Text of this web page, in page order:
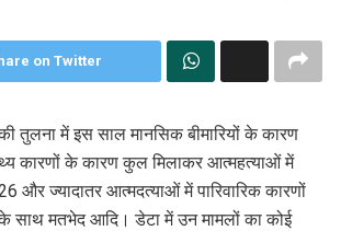
on Twitter
तुलना में इस साल मानसिक बीमारियों के कारण
कारणों के कारण कुल मिलाकर आत्महत्याओं में
ज्यादातर आत्मदत्याओं में पारिवारिक कारणों
के साथ मतभेद आदि। डेटा में उन मामलों का कोई